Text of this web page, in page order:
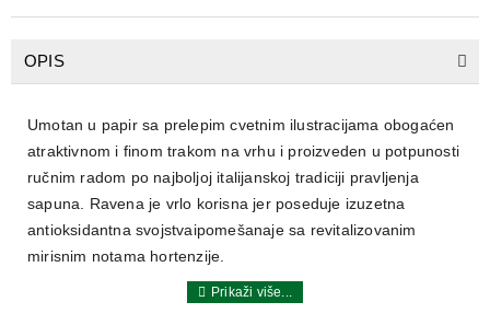
OPIS
Umotan u papir sa prelepim cvetnim ilustracijama obogaćen
atraktivnom i finom trakom na vrhu i proizveden u potpunosti
ručnim radom po najboljoj italijanskoj tradiciji pravljenja
sapuna. Ravena je vrlo korisna jer poseduje izuzetna
antioksidantna svojstvaipomešanaje sa revitalizovanim
mirisnim notama hortenzije.